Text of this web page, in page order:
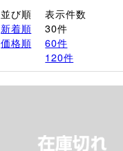
並び順
新着順
価格順
表示件数
30件
60件
120件